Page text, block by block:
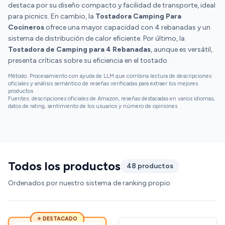
destaca por su diseño compacto y facilidad de transporte, ideal
para picnics. En cambio, la Tostadora Camping Para
Cocineros ofrece una mayor capacidad con 4 rebanadas y un
sistema de distribución de calor eficiente. Por último, la
Tostadora de Camping para 4 Rebanadas, aunque es versátil,
presenta críticas sobre su eficiencia en el tostado.
Método: Procesamiento con ayuda de LLM que combina lectura de descripciones
oficiales y análisis semántico de reseñas verificadas para extraer los mejores
productos
Fuentes: descripciones oficiales de Amazon, reseñas destacadas en varios idiomas,
datos de rating, sentimiento de los usuarios y número de opiniones
Todos los productos
48 productos
Ordenados por nuestro sistema de ranking propio
⭐ DESTACADO